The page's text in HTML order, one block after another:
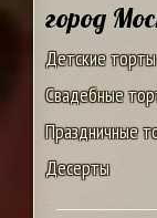
город
Детские торты
Свадебные
Праздничные
Десерты